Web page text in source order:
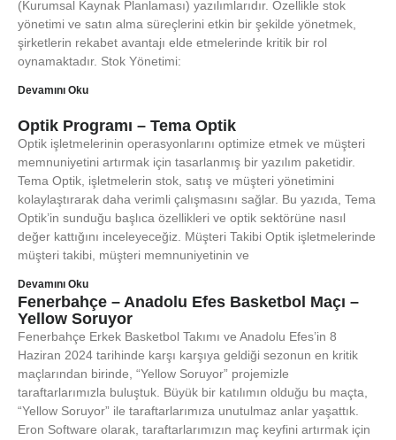
(Kurumsal Kaynak Planlaması) yazılımlarıdır. Özellikle stok
yönetimi ve satın alma süreçlerini etkin bir şekilde yönetmek,
şirketlerin rekabet avantajı elde etmelerinde kritik bir rol
oynamaktadır. Stok Yönetimi:
Devamını Oku
Optik Programı – Tema Optik
Optik işletmelerinin operasyonlarını optimize etmek ve müşteri
memnuniyetini artırmak için tasarlanmış bir yazılım paketidir.
Tema Optik, işletmelerin stok, satış ve müşteri yönetimini
kolaylaştırarak daha verimli çalışmasını sağlar. Bu yazıda, Tema
Optik’in sunduğu başlıca özellikleri ve optik sektörüne nasıl
değer kattığını inceleyeceğiz. Müşteri Takibi Optik işletmelerinde
müşteri takibi, müşteri memnuniyetinin ve
Devamını Oku
Fenerbahçe – Anadolu Efes Basketbol Maçı –
Yellow Soruyor
Fenerbahçe Erkek Basketbol Takımı ve Anadolu Efes’in 8
Haziran 2024 tarihinde karşı karşıya geldiği sezonun en kritik
maçlarından birinde, “Yellow Soruyor” projemizle
taraftarlarımızla buluştuk. Büyük bir katılımın olduğu bu maçta,
“Yellow Soruyor” ile taraftarlarımıza unutulmaz anlar yaşattık.
Eron Software olarak, taraftarlarımızın maç keyfini artırmak için